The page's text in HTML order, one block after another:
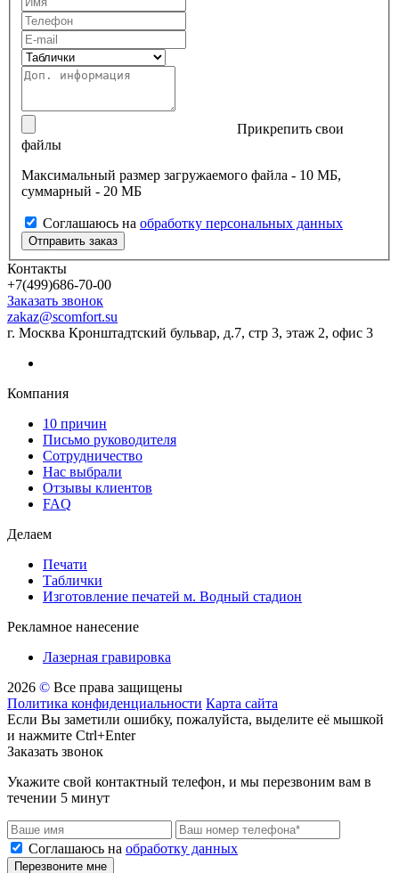
Прикрепить свои
файлы
Максимальный размер загружаемого файла - 10 МБ,
суммарный - 20 МБ
Соглашаюсь на обработку персональных данных
Контакты
+7(499)686-70-00
Заказать звонок
zakaz@scomfort.su
г. Москва Кронштадтский бульвар, д.7, стр 3, этаж 2, офис 3
Компания
10 причин
Письмо руководителя
Сотрудничество
Нас выбрали
Отзывы клиентов
FAQ
Делаем
Печати
Таблички
Изготовление печатей м. Водный стадион
Рекламное нанесение
Лазерная гравировка
2026 © Все права защищены
Политика конфиденциальности Карта сайта
Если Вы заметили ошибку, пожалуйста, выделите её мышкой
и нажмите Ctrl+Enter
Заказать звонок
Укажите свой контактный телефон, и мы перезвоним вам в
течении 5 минут
Соглашаюсь на обработку данных
Перезвоните мне